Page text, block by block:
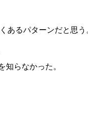
あるパターンだと思う
知らなかった。